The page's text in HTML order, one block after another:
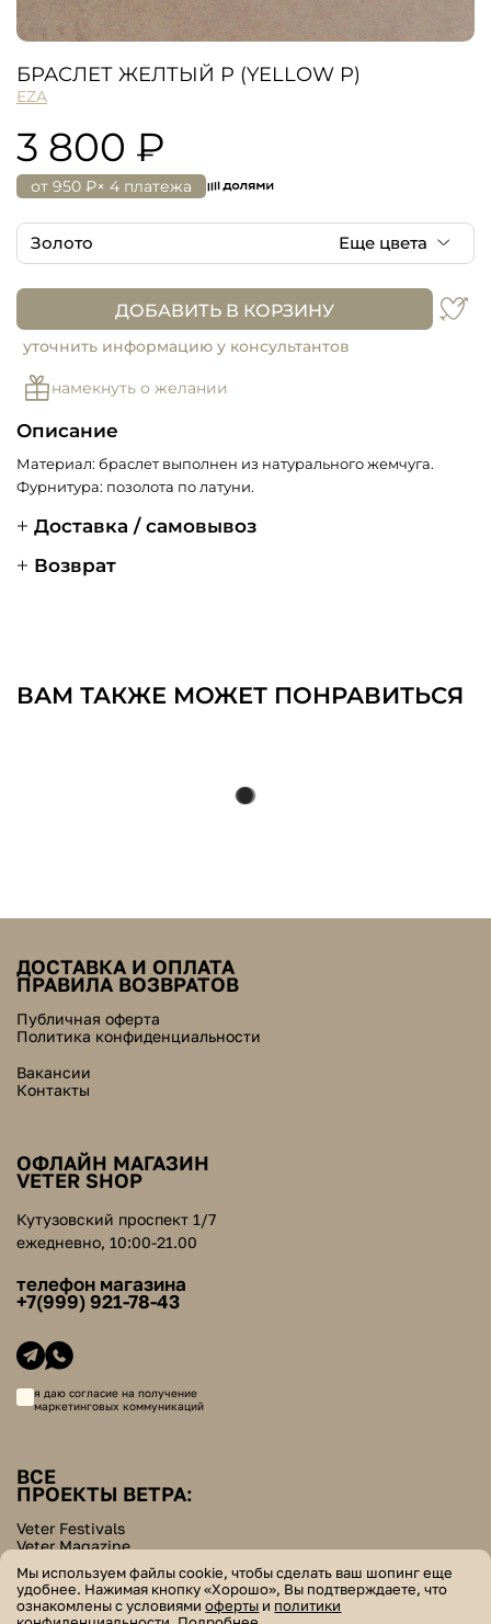
БРАСЛЕТ ЖЕЛТЫЙ P (YELLOW P)
EZA
3 800 ₽
от 950 ₽× 4 платежа
Золото Еще цвета
ДОБАВИТЬ В КОРЗИНУ
уточнить информацию у консультантов
намекнуть о желании
Описание
Материал: браслет выполнен из натурального жемчуга.
Фурнитура: позолота по латуни.
Доставка / самовывоз
Возврат
ВАМ ТАКЖЕ МОЖЕТ ПОНРАВИТЬСЯ
ДОСТАВКА И ОПЛАТА
ПРАВИЛА ВОЗВРАТОВ
Публичная оферта
Политика конфиденциальности
Вакансии
Контакты
ОФЛАЙН МАГАЗИН
VETER SHOP
Кутузовский проспект 1/7
ежедневно, 10:00-21.00
телефон магазина
+7(999) 921-78-43
я даю согласие на получение
маркетинговых коммуникаций
ВСЕ
ПРОЕКТЫ ВЕТРА:
Veter Festivals
Veter Magazine
Helpers Bazar
© veter. все права защищены
Мы используем файлы cookie, чтобы сделать ваш шопинг еще
удобнее. Нажимая кнопку «Хорошо», Вы подтверждаете, что
ознакомлены с условиямиоферты и политики